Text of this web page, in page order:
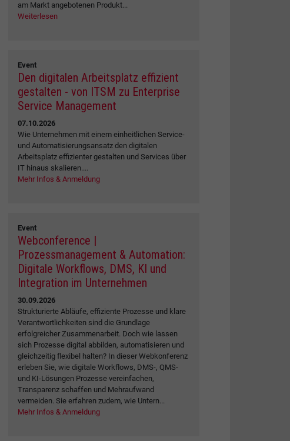
am Markt angebotenen Produkt...
Weiterlesen
Event
Den digitalen Arbeitsplatz effizient
gestalten - von ITSM zu Enterprise
Service Management
07.10.2026
Wie Unternehmen mit einem einheitlichen Service-
und Automatisierungsansatz den digitalen
Arbeitsplatz effizienter gestalten und Services über
IT hinaus skalieren....
Mehr Infos & Anmeldung
Event
Webconference |
Prozessmanagement & Automation:
Digitale Workflows, DMS, KI und
Integration im Unternehmen
30.09.2026
Strukturierte Abläufe, effiziente Prozesse und klare
Verantwortlichkeiten sind die Grundlage
erfolgreicher Zusammenarbeit. Doch wie lassen
sich Prozesse digital abbilden, automatisieren und
gleichzeitig flexibel halten? In dieser Webkonferenz
erleben Sie, wie digitale Workflows, DMS-, QMS-
und KI-Lösungen Prozesse vereinfachen,
Transparenz schaffen und Mehraufwand
vermeiden. Sie erfahren zudem, wie Untern...
Mehr Infos & Anmeldung